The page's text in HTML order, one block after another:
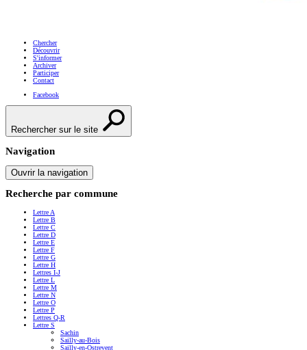
Chercher
Découvrir
S'informer
Archiver
Participer
Contact
Facebook
Rechercher sur le site
Navigation
Ouvrir la navigation
Recherche par commune
Lettre A
Lettre B
Lettre C
Lettre D
Lettre E
Lettre F
Lettre G
Lettre H
Lettres I-J
Lettre L
Lettre M
Lettre N
Lettre O
Lettre P
Lettres Q-R
Lettre S
Sachin
Sailly-au-Bois
Sailly-en-Ostrevent